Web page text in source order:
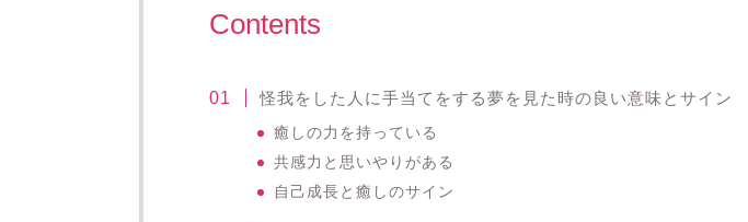
Contents
怪我をした人に手当てをする夢を見た時の良い意味とサイン
癒しの力を持っている
共感力と思いやりがある
自己成長と癒しのサイン